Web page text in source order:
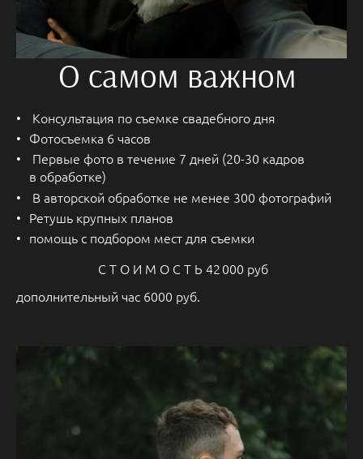
О самом важном
Консультация по съемке свадебного дня
Фотосъемка 6 часов
Первые фото в течение 7 дней (20-30 кадров
в обработке)
В авторской обработке не менее 300 фотографий
Ретушь крупных планов
помощь с подбором мест для съемки
С Т О И М О С Т Ь 42 000 руб
дополнительный час 6000 руб.